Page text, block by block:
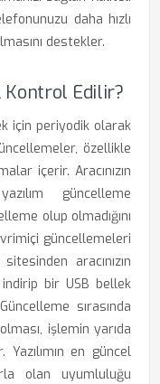
daha hızlı
destekler.
Kontrol Edilir?
için periyodik olarak
özellikle
içerir. Aracınızın
güncelleme
olup olmadığını
güncellemeleri
aracınızın
bir USB bellek
sırasında
işlemin yarıda
en güncel
olan uyumluluğu